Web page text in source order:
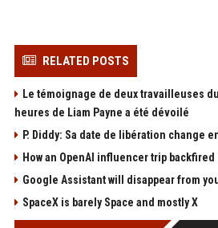
RELATED POSTS
Le témoignage de deux travailleuses
heures de Liam Payne a été dévoilé
P. Diddy: Sa date de libération change
How an OpenAI influencer trip backfired
Google Assistant will disappear from
SpaceX is barely Space and mostly X